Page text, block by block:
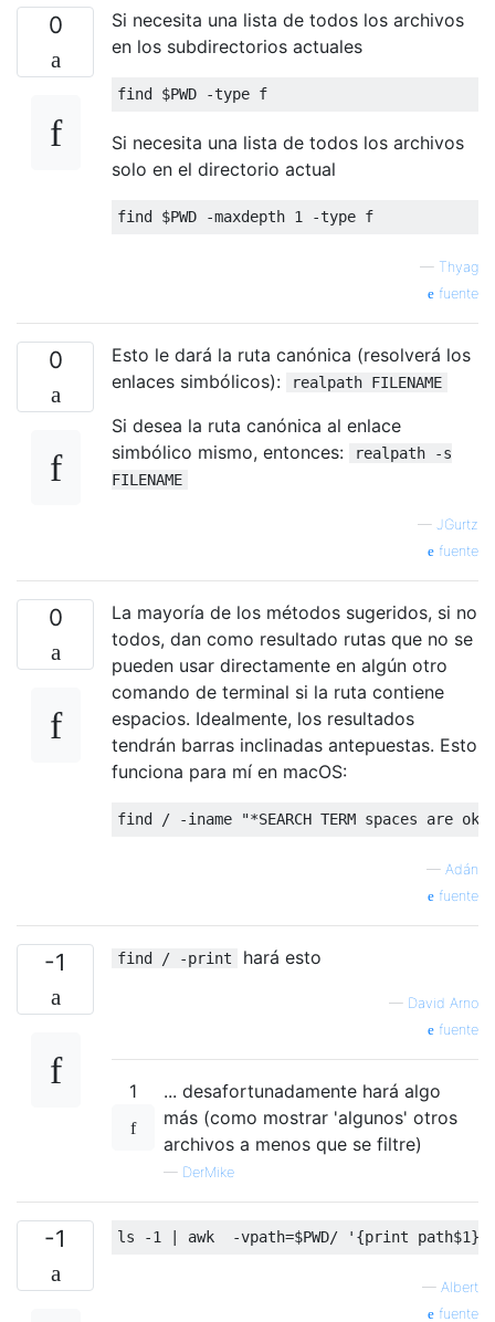
0
Si necesita una lista de todos los archivos
en los subdirectorios actuales
Si necesita una lista de todos los archivos
solo en el directorio actual
— Thyag
fuente
0
Esto le dará la ruta canónica (resolverá los
enlaces simbólicos):
realpath FILENAME
Si desea la ruta canónica al enlace
simbólico mismo, entonces:
realpath -s
FILENAME
— JGurtz
fuente
0
La mayoría de los métodos sugeridos, si no
todos, dan como resultado rutas que no se
pueden usar directamente en algún otro
comando de terminal si la ruta contiene
espacios. Idealmente, los resultados
tendrán barras inclinadas antepuestas. Esto
funciona para mí en macOS:
— Adán
fuente
-1 find / -print hará esto
— David Arno
fuente
1
... desafortunadamente hará algo
más (como mostrar 'algunos' otros
archivos a menos que se filtre)
— DerMike
-1
— Albert
fuente